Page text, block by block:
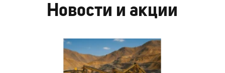
Новости и акции